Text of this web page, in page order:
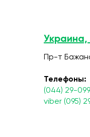
Украина,
Пр-т
Телефоны:
(044) 29-
viber (095)